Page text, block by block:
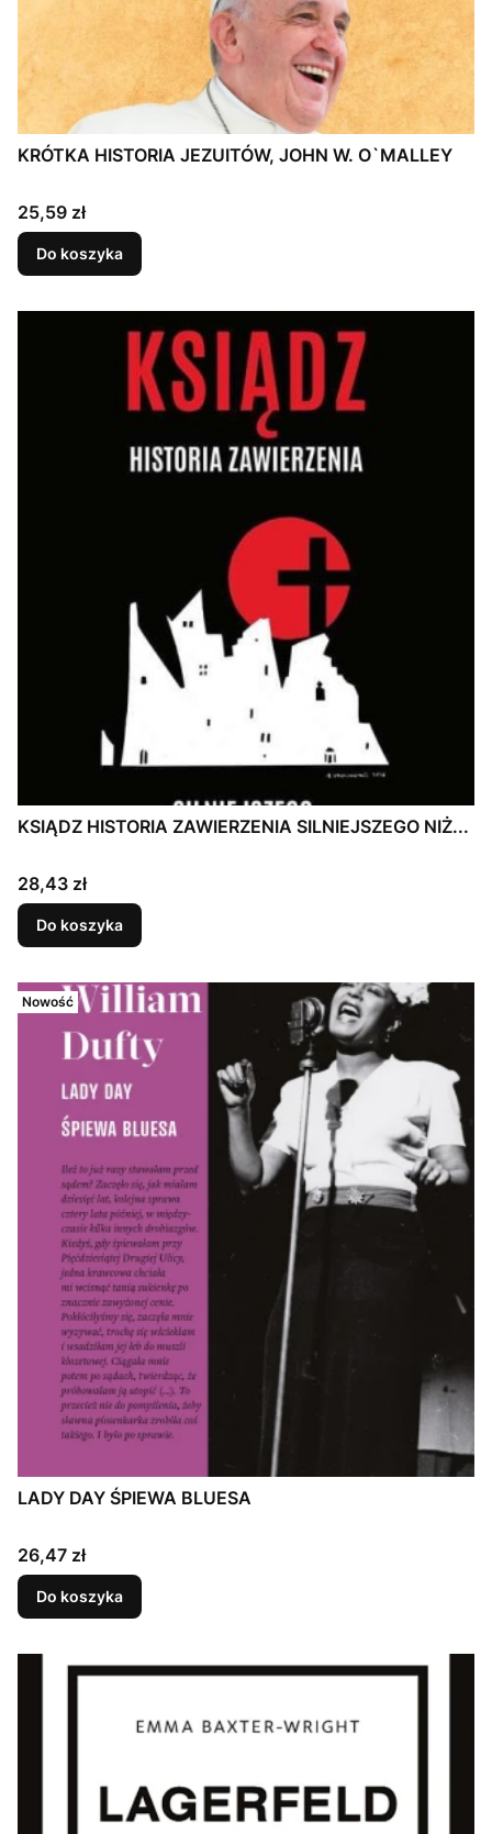
KRÓTKA HISTORIA JEZUITÓW, JOHN W. O`MALLEY
Cena
25,59 zł
Do koszyka
KSIĄDZ HISTORIA ZAWIERZENIA SILNIEJSZEGO NIŻ...
Cena
28,43 zł
Do koszyka
Nowość
LADY DAY ŚPIEWA BLUESA
Cena
26,47 zł
Do koszyka